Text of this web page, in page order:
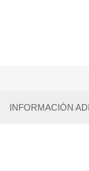
INFORMACIÓN